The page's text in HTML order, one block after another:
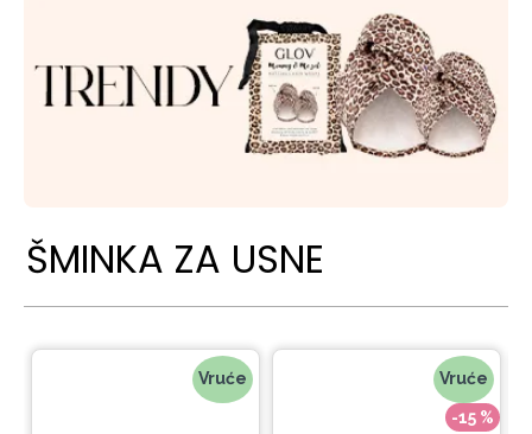
ŠMINKA ZA USNE
Vruće Vruće
-15 %